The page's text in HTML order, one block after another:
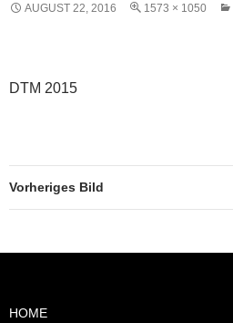
AUGUST 22, 2016 1573 × 1050
DTM 2015
Vorheriges Bild
HOME